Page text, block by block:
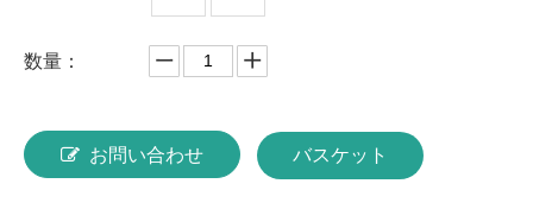
数量：
お問い合わせ バスケット